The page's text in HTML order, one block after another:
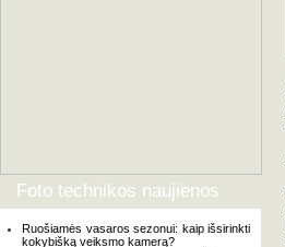
Foto technikos naujienos
Ruošiamės vasaros sezonui: kaip išsirinkti
kokybišką veiksmo kamerą?